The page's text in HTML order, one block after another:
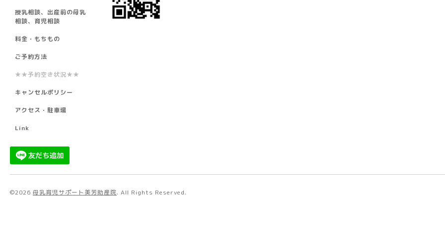
授乳相談、出産前の母乳
相談、育児相談
料金・もちもの
ご予約方法
★★予約空き状況★★
キャンセルポリシー
アクセス・駐車場
Link
©2026 母乳育児サポート美芳助産院. All Rights Reserved.